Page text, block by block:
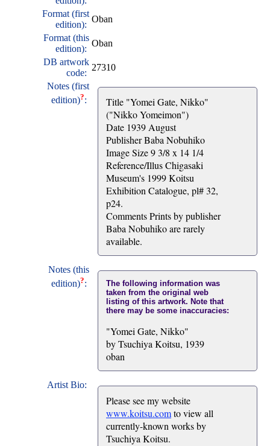
Format (first
edition):
Oban
Format (this
edition):
Oban
DB artwork
code:
27310
Notes (first
edition)?:
Title "Yomei Gate, Nikko"
("Nikko Yomeimon")
Date 1939 August
Publisher Baba Nobuhiko
Image Size 9 3/8 x 14 1/4
Reference/Illus Chigasaki
Museum's 1999 Koitsu
Exhibition Catalogue, pl# 32,
p24.
Comments Prints by publisher
Baba Nobuhiko are rarely
available.
Notes (this
edition)?:
The following information was
taken from the original web
listing of this artwork. Note that
there may be some inaccuracies:
"Yomei Gate, Nikko"
by Tsuchiya Koitsu, 1939
oban
Artist Bio:
Please see my website
www.koitsu.comto view all
currently-known works by
Tsuchiya Koitsu.